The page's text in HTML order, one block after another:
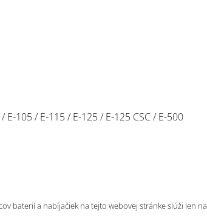
E-105 / E-115 / E-125 / E-125 CSC/ E-500
baterií a nabíjačiek na tejto webovej stránke slúži len na